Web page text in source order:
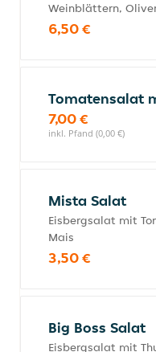
Weinblättern,
6,50 €
Tomatensalat
7,00 €
inkl. Pfand (0,00 €)
Mista Salat
Eisbergsalat mit
Mais
3,50 €
Big Boss Salat
Eisbergsalat mit